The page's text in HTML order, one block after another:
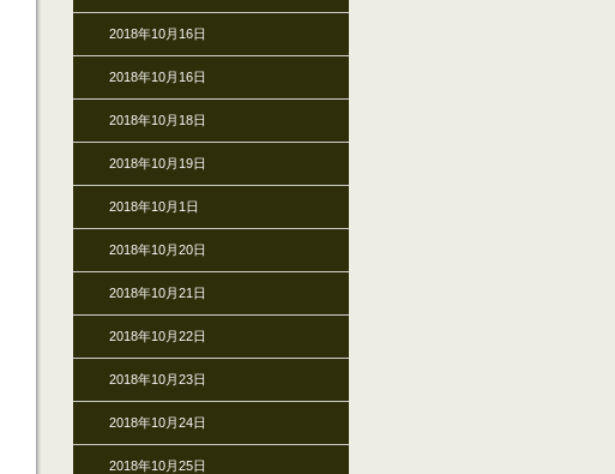
2018年10月16日
2018年10月16日
2018年10月18日
2018年10月19日
2018年10月1日
2018年10月20日
2018年10月21日
2018年10月22日
2018年10月23日
2018年10月24日
2018年10月25日